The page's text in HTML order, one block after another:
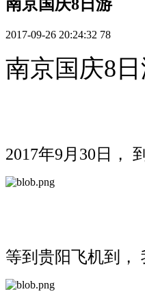
南京国庆8日游
2017-09-26 20:24:32 78
南京国庆8
2017年9月30日，
等到贵阳飞机到，